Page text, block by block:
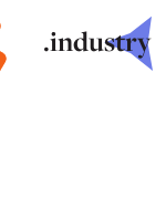
.industry